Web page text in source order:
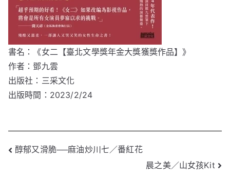
書名：《女二【臺北文學獎年金大獎獲獎作品】》
作者：鄧九雲
出版社：三采文化
出版時間：2023/2/24
文
醇郁又滑脆──麻油炒川七／番紅花
晨之美／山女孩Kit